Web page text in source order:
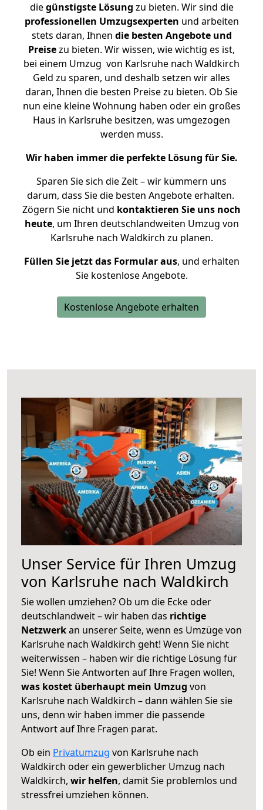
diegünstigste Lösung zu bieten. Wir sind die
professionellen Umzugsexperten und arbeiten
stets daran, Ihnen die besten Angebote und
Preisezu bieten. Wir wissen, wie wichtig es ist,
bei einem Umzug von Karlsruhe nach Waldkirch
Geld zu sparen, und deshalb setzen wir alles
daran, Ihnen die besten Preise zu bieten. Ob Sie
nun eine kleine Wohnung haben oder ein großes
Haus in Karlsruhe besitzen, was umgezogen
werden muss.
Wir haben immer die perfekte Lösung für Sie.
Sparen Sie sich die Zeit – wir kümmern uns
darum, dass Sie die besten Angebote erhalten.
Zögern Sie nicht und kontaktieren Sie uns noch
heute, um Ihren deutschlandweiten Umzug von
Karlsruhe nach Waldkirch zu planen.
Füllen Sie jetzt das Formular aus, und erhalten
Sie kostenlose Angebote.
Kostenlose Angebote erhalten
Unser Service für Ihren Umzug
von Karlsruhe nach Waldkirch
Sie wollen umziehen? Ob um die Ecke oder
deutschlandweit – wir haben das richtige
Netzwerkan unserer Seite, wenn es Umzüge von
Karlsruhe nach Waldkirch geht! Wenn Sie nicht
weiterwissen – haben wir die richtige Lösung für
Sie! Wenn Sie Antworten auf Ihre Fragen wollen,
was kostet überhaupt mein Umzug von
Karlsruhe nach Waldkirch – dann wählen Sie sie
uns, denn wir haben immer die passende
Antwort auf Ihre Fragen parat.
Ob ein Privatumzug von Karlsruhe nach
Waldkirch oder ein gewerblicher Umzug nach
Waldkirch, wir helfen, damit Sie problemlos und
stressfrei umziehen können.